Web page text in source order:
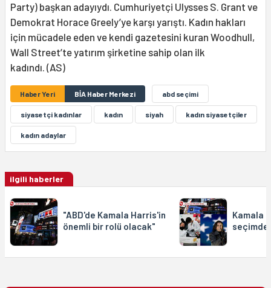
Party) başkan adayıydı. Cumhuriyetçi Ulysses S. Grant ve
Demokrat Horace Greely’ye karşı yarıştı. Kadın hakları
için mücadele eden ve kendi gazetesini kuran Woodhull,
Wall Street’te yatırım şirketine sahip olan ilk
kadındı. (AS)
Haber Yeri BİA Haber Merkezi abd seçimi
siyasetçi kadınlar kadın siyah kadın siyasetçiler
kadın adaylar
ilgili haberler
"ABD'de Kamala Harris'in
önemli bir rolü olacak"
Kamala
seçimde